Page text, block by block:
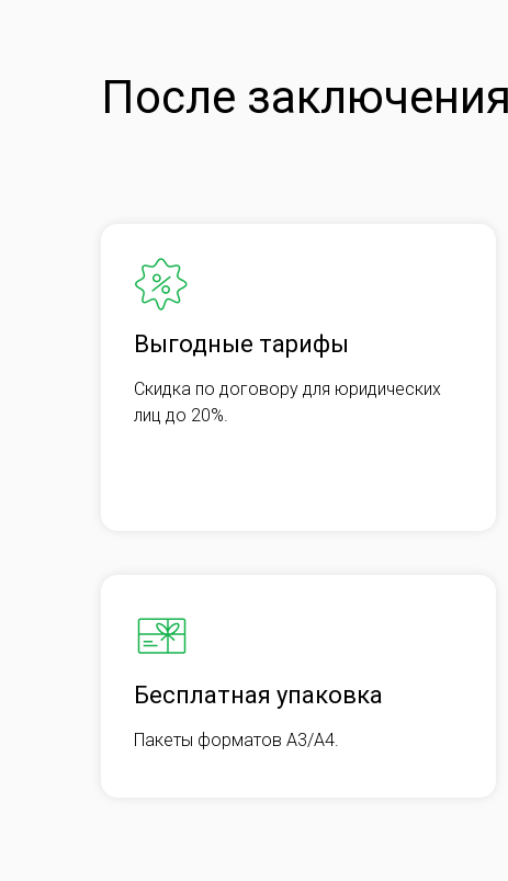
После
Выгодные тарифы
Скидка по договору для юридических
лиц до 20%.
Бесплатная упаковка
Пакеты форматов A3/A4.